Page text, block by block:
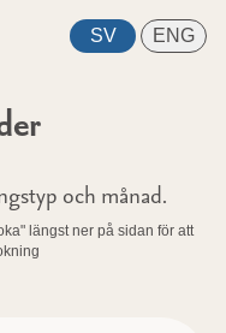
och månad.
längst ner på sidan för att